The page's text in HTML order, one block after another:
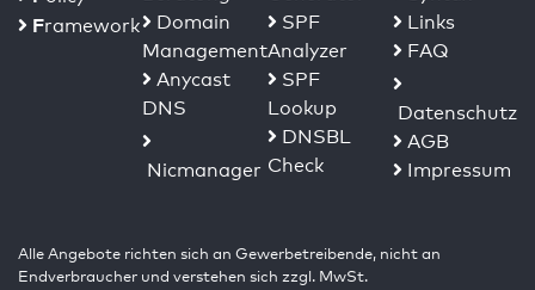
Framework
Domain
Management
Anycast
DNS
Nicmanager
SPF
Analyzer
SPF
Lookup
DNSBL
Check
Links
FAQ
Datenschutz
AGB
Impressum
Alle Angebote richten sich an Gewerbetreibende, nicht an
Endverbraucher und verstehen sich zzgl. MwSt.